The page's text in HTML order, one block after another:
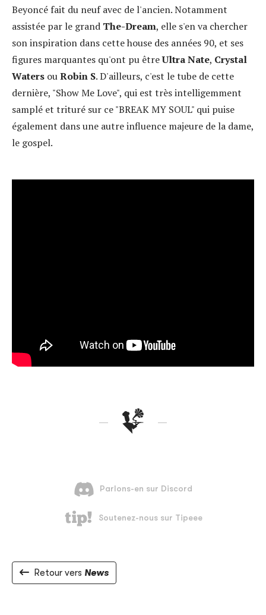
Beyoncé fait du neuf avec de l'ancien. Notamment
assistée par le grand The-Dream, elle s'en va chercher
son inspiration dans cette house des années 90, et ses
figures marquantes qu'ont pu êtreUltra Nate, Crystal
Waters ouRobin S. D'ailleurs, c'est le tube de cette
dernière, "Show Me Love", qui est très intelligemment
samplé et trituré sur ce "BREAK MY SOUL" qui puise
également dans une autre influence majeure de la dame,
le gospel.
Retour vers News